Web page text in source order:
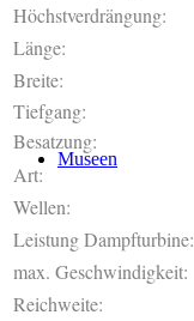
Museen
Höchstverdrängung:
Länge:
Breite:
Tiefgang:
Besatzung:
Art:
Wellen:
Leistung Dampfturbine:
max. Geschwindigkeit:
Reichweite: